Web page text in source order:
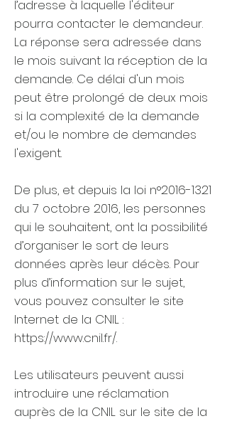
l’adresse à laquelle l'éditeur
pourra contacter le demandeur.
La réponse sera adressée dans
le mois suivant la réception de la
demande. Ce délai d'un mois
peut être prolongé de deux mois
si la complexité de la demande
et/ou le nombre de demandes
l'exigent.
De plus, et depuis la loi n°2016-1321
du 7 octobre 2016, les personnes
qui le souhaitent, ont la possibilité
d’organiser le sort de leurs
données après leur décès. Pour
plus d’information sur le sujet,
vous pouvez consulter le site
Internet de la CNIL :
https://www.cnil.fr/.
Les utilisateurs peuvent aussi
introduire une réclamation
auprès de la CNIL sur le site de la